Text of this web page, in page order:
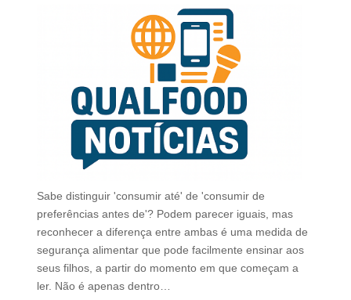
Sabe distinguir 'consumir até' de 'consumir de
preferências antes de'? Podem parecer iguais, mas
reconhecer a diferença entre ambas é uma medida de
segurança alimentar que pode facilmente ensinar aos
seus filhos, a partir do momento em que começam a
ler. Não é apenas dentro…